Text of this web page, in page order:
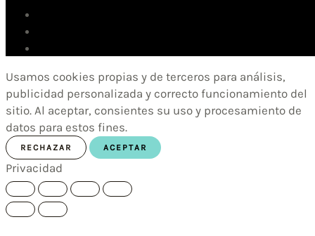
Usamos cookies propias y de terceros para análisis,
publicidad personalizada y correcto funcionamiento del
sitio. Al aceptar, consientes su uso y procesamiento de
datos para estos fines.
RECHAZAR ACEPTAR
Privacidad